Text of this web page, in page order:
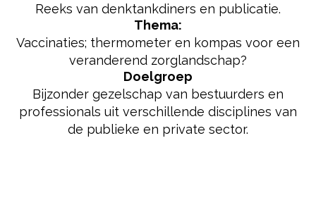
Reeks van denktankdiners en publicatie.
Thema:
Vaccinaties; thermometer en kompas voor een
veranderend zorglandschap?
Doelgroep
Bijzonder gezelschap van bestuurders en
professionals uit verschillende disciplines van
de publieke en private sector.